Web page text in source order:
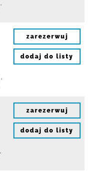
zarezerwuj
dodaj do listy
zarezerwuj
dodaj do listy